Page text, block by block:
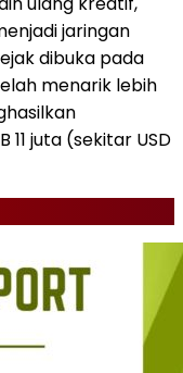
jaringan
dibuka pada
menarik lebih
juta (sekitar USD